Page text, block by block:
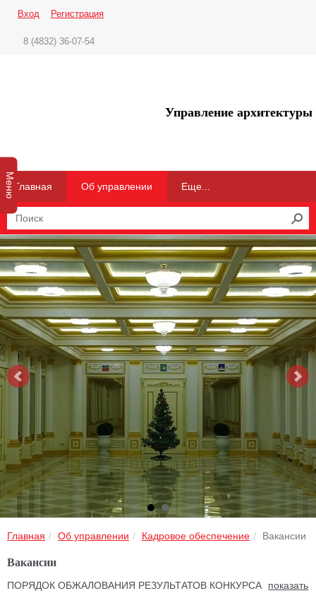
Вход Регистрация
8 (4832) 36-07-54
Управление архитектуры
Главная Об управлении Еще...
Меню
Главная Об управлении Кадровое обеспечение Вакансии
Вакансии
ПОРЯДОК ОБЖАЛОВАНИЯ РЕЗУЛЬТАТОВ КОНКУРСА